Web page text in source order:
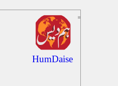
HumDaise